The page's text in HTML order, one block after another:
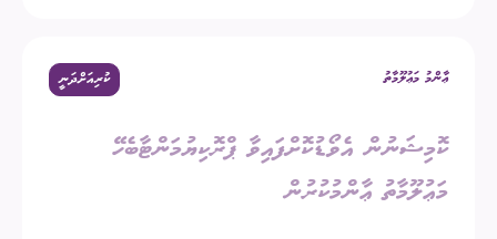
ޢާންމު މަޢުލޫމާތު ކުރިއަށްދަނީ
ކޮމިޝަނުން އެވޯޑުކޮށްފައިވާ ޕްރޮކިޔުމަންޓާބެހޭ
މަޢުލޫމާތު ޢާންމުކުރުން